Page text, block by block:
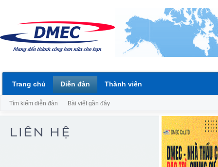
Trang chủ Diễn đàn
Tìm kiếm diễn đàn Bài viết gần đây
Thành viên